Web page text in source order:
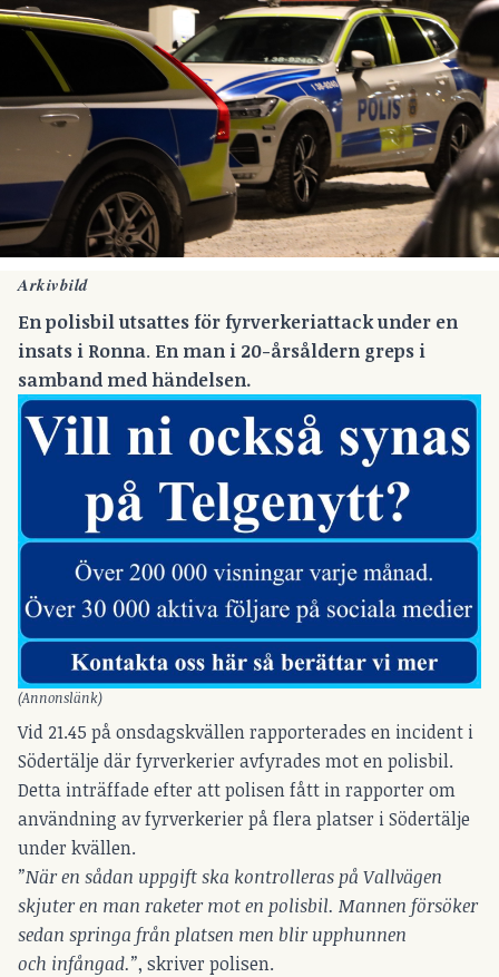
Arkivbild
En polisbil utsattes för fyrverkeriattack under en
insats i Ronna. En man i 20-årsåldern greps i
samband med händelsen.
(Annonslänk)
Vid 21.45 på onsdagskvällen rapporterades en incident i
Södertälje där fyrverkerier avfyrades mot en polisbil.
Detta inträffade efter att polisen fått in rapporter om
användning av fyrverkerier på flera platser i Södertälje
under kvällen.
”När en sådan uppgift ska kontrolleras på Vallvägen
skjuter en man raketer mot en polisbil. Mannen försöker
sedan springa från platsen men blir upphunnen
och infångad.”, skriver polisen.